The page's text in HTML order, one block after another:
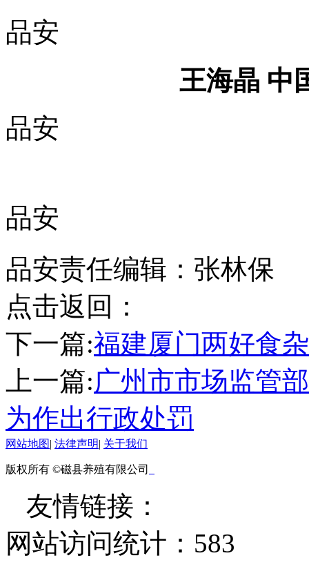
品安
王海晶 中
品安
品安
品安责任编辑：张林保
点击返回：
下一篇:福建厦门两好食
上一篇:广州市市场监管
为作出行政处罚
网站地图| 法律声明| 关于我们
版权所有 ©磁县养殖有限公司
友情链接：
网站访问统计： 583